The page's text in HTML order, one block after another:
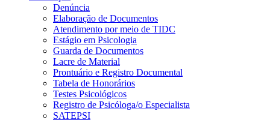
Denúncia
Elaboração de Documentos
Atendimento por meio de TIDC
Estágio em Psicologia
Guarda de Documentos
Lacre de Material
Prontuário e Registro Documental
Tabela de Honorários
Testes Psicológicos
Registro de Psicóloga/o Especialista
SATEPSI